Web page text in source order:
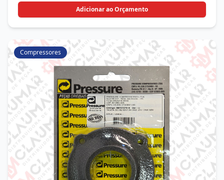
Adicionar ao Orçamento
Compressores